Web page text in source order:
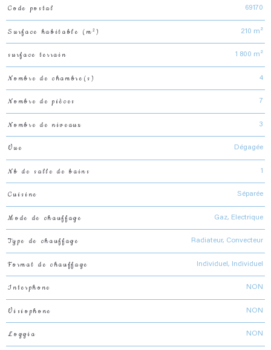
Caractéristiques
Code postal 69170
Surface habitable (m²) 210 m²
surface terrain 1 800 m²
Nombre de chambre(s) 4
Nombre de pièces 7
Nombre de niveaux 3
Vue Dégagée
Nb de salle de bains 1
Cuisine Séparée
Mode de chauffage Gaz, Electrique
Type de chauffage Radiateur, Convecteur
Format de chauffage Individuel, Individuel
Interphone NON
Visiophone NON
Loggia NON